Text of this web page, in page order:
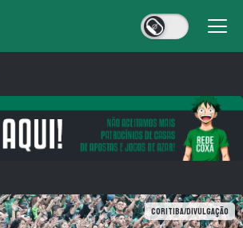
Coritiba/Divulgação